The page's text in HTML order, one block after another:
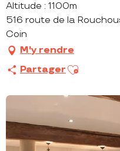
Altitude : 1100m
516 route de la
Coin
M'y rendre
Partager Ajouter aux